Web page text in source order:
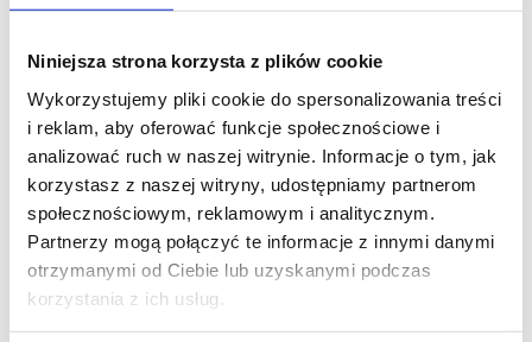
Niniejsza strona korzysta z plików cookie
Wykorzystujemy pliki cookie do spersonalizowania treści
i reklam, aby oferować funkcje społecznościowe i
analizować ruch w naszej witrynie. Informacje o tym, jak
korzystasz z naszej witryny, udostępniamy partnerom
społecznościowym, reklamowym i analitycznym.
Partnerzy mogą połączyć te informacje z innymi danymi
otrzymanymi od Ciebie lub uzyskanymi podczas
korzystania z ich usług.
swoją kreatywnością, talentem plastycznym oraz
bardzo dobrą znajomością języka angielskiego. W
swoich komiksach i opowiadaniach zabrali
tytułowego Harleya w niezwykłe podróże do
odległych i fascynujących zakątków świata.
Jak co roku otrzymaliśmy wiele interesujących prac,
dlatego wybór zwycięzców był dla jury nie lada
wyzwaniem. Serdecznie gratulujemy autorom
nagrodzonych i wyróżnionych prac oraz dziękujemy